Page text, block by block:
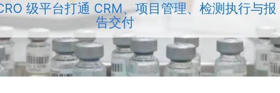
级平台打通 CRM、项目管理、检测执行与报
告交付